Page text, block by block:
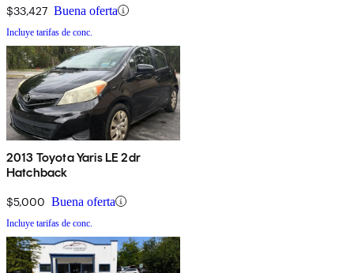
$33,427 Buena oferta
Incluye tarifas de conc.
2013 Toyota Yaris LE 2dr
Hatchback
$5,000 Buena oferta
Incluye tarifas de conc.